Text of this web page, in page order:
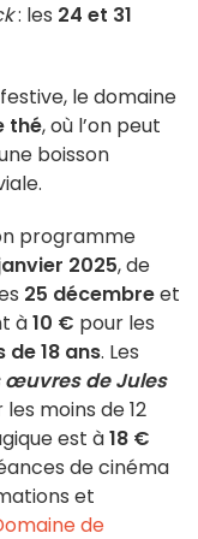
: les 24 et 31
le domaine
thé, où l’on peut
boisson
programme
2025, de
25 décembreet
à10 € pour les
18 ans. Les
de Jules
les moins de 12
est à18 €
de cinéma
et
de